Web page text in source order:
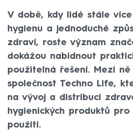
V době, kdy lidé stále
hygienu a jednoduché
zdraví, roste význam
dokážou nabídnout
použitelná řešení. Mezi
společnost Techno Life,
na vývoj a distribuci
hygienických produktů pro
použití.